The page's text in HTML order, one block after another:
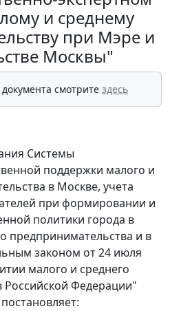
и среднему
при Мэре и
Москвы"
смотрите здесь
Системы
поддержки малого и
в Москве, учета
при формировании и
политики города в
предпринимательства и в
законом от 24 июля
малого и среднего
Российской Федерации"